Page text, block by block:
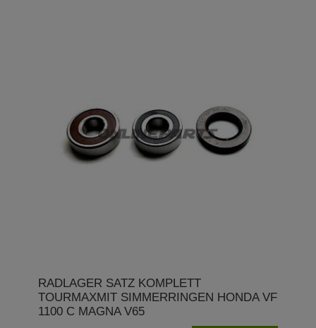
RADLAGER SATZ KOMPLETT
TOURMAXMIT SIMMERRINGEN HONDA VF
1100 C MAGNA V65